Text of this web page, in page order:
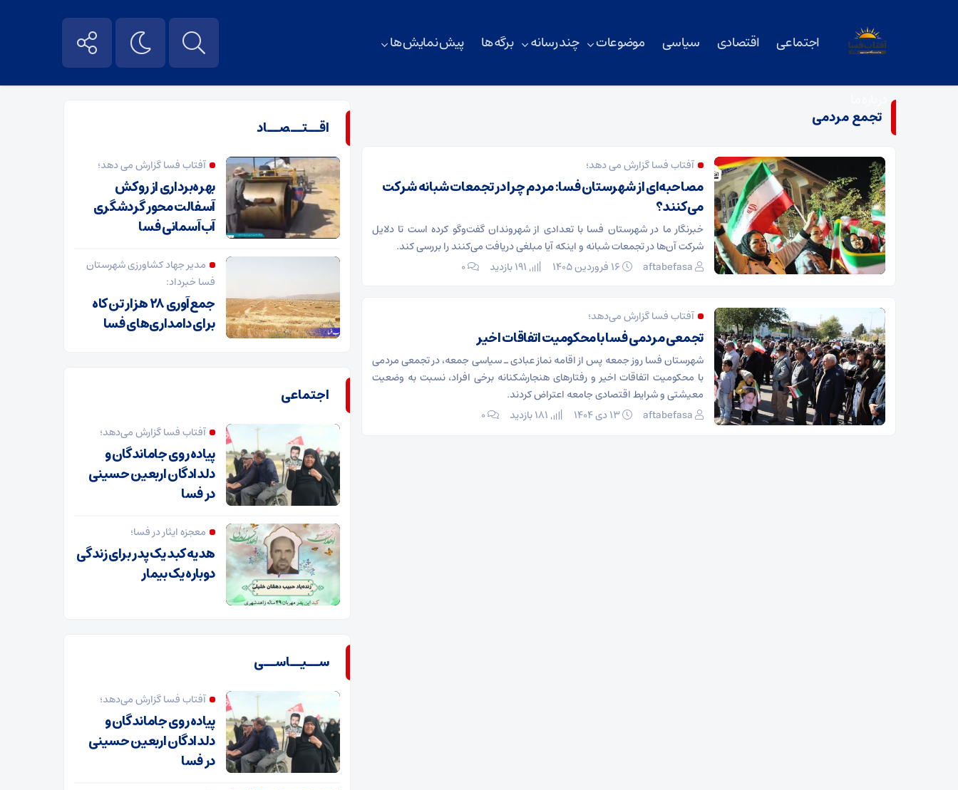
اجتماعی اقتصادی سیاسی موضوعات چند رسانه برگه ها پیش نمایش ها
تجمع مردمی
آفتاب فسا گزارش می دهد؛
مصاحبه‌ای از شهرستان فسا: مردم چرا در تجمعات شبانه شرکت
می‌کنند؟
خبرنگار ما در شهرستان فسا با تعدادی از شهروندان گفت‌وگو کرده است تا دلایل
شرکت آن‌ها در تجمعات شبانه و اینکه آیا مبلغی دریافت می‌کنند را بررسی کند.
aftabefasa
۰
آفتاب فسا گزارش می‌دهد؛
تجمعی مردمی فسا با محکومیت اتفاقات اخیر
شهرستان فسا روز جمعه پس از اقامه نماز عبادی ـ سیاسی جمعه، در تجمعی مردمی
با محکومیت اتفاقات اخیر و رفتارهای هنجارشکنانه برخی افراد، نسبت به وضعیت
معیشتی و شرایط اقتصادی جامعه اعتراض کردند.
aftabefasa
۰
اقــتــصــاد
آفتاب فسا گزارش می دهد؛
بهره‌برداری از روکش
آسفالت محور گردشگری
آب‌آسمانی فسا
مدیر جهاد کشاورزی شهرستان
فسا خبرداد:
جمع‌آوری ۲۸ هزار تن کاه
برای دامداری‌های فسا
اجتماعی
آفتاب فسا گزارش می‌دهد؛
پیاده روی جاماندگان و
دلدادگان اربعین حسینی
در فسا
معجزه ایثار در فسا؛
هدیه کبد یک پدر برای زندگی
دوباره یک بیمار
ســیــاســی
آفتاب فسا گزارش می‌دهد؛
پیاده روی جاماندگان و
دلدادگان اربعین حسینی
در فسا